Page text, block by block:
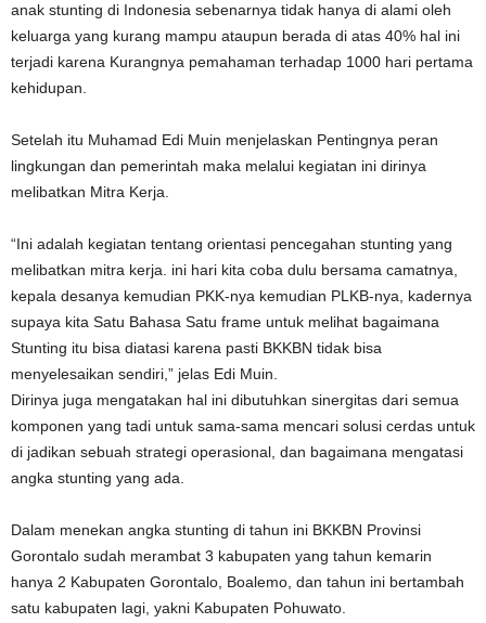
anak stunting di Indonesia sebenarnya tidak hanya di alami oleh
keluarga yang kurang mampu ataupun berada di atas 40% hal ini
terjadi karena Kurangnya pemahaman terhadap 1000 hari pertama
kehidupan.
Setelah itu Muhamad Edi Muin menjelaskan Pentingnya peran
lingkungan dan pemerintah maka melalui kegiatan ini dirinya
melibatkan Mitra Kerja.
“Ini adalah kegiatan tentang orientasi pencegahan stunting yang
melibatkan mitra kerja. ini hari kita coba dulu bersama camatnya,
kepala desanya kemudian PKK-nya kemudian PLKB-nya, kadernya
supaya kita Satu Bahasa Satu frame untuk melihat bagaimana
Stunting itu bisa diatasi karena pasti BKKBN tidak bisa
menyelesaikan sendiri,” jelas Edi Muin.
Dirinya juga mengatakan hal ini dibutuhkan sinergitas dari semua
komponen yang tadi untuk sama-sama mencari solusi cerdas untuk
di jadikan sebuah strategi operasional, dan bagaimana mengatasi
angka stunting yang ada.
Dalam menekan angka stunting di tahun ini BKKBN Provinsi
Gorontalo sudah merambat 3 kabupaten yang tahun kemarin
hanya 2 Kabupaten Gorontalo, Boalemo, dan tahun ini bertambah
satu kabupaten lagi, yakni Kabupaten Pohuwato.